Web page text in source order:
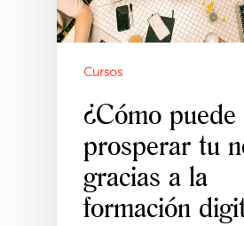
Cursos
¿Cómo puede
prosperar tu
gracias a la
formación